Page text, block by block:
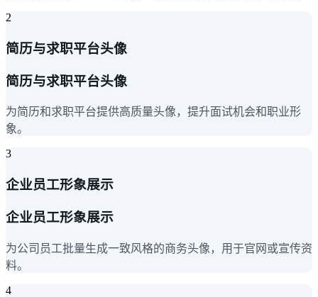
2
简历与求职平台头像
简历与求职平台头像
为简历和求职平台提供高质量头像，提升面试机会和职业形
象。
3
企业员工形象展示
企业员工形象展示
为公司员工批量生成一致风格的商务头像，用于官网或宣传资
料。
4